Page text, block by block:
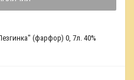
(фарфор) 0, 7л. 40%